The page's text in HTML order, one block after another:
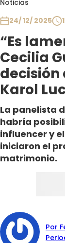
Noticias
24/ 12/ 2025
“Es
Cecilia
decisión
Karol
La panelista
habría
influencer y
iniciaron el
matrimonio.
Por
Club De La
Contigo en
Plan
El Tiempo
Sabingo
Todos Los